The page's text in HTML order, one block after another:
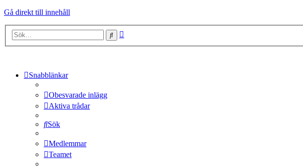
Gå direkt till innehåll
Sök
Snabblänkar
Obesvarade inlägg
Aktiva trådar
Sök
Medlemmar
Teamet